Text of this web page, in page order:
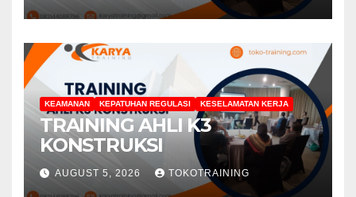
KEAMANAN KEPATUHAN REGULASI KESELAMATAN KERJA
TRAINING AHLI K3
KONSTRUKSI
AUGUST 5, 2026 TOKOTRAINING